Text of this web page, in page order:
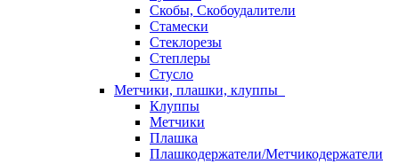
Скобы, Скобоудалители
Стамески
Стеклорезы
Степлеры
Стусло
Метчики, плашки, клуппы
Клуппы
Метчики
Плашка
Плашкодержатели/Метчикодержатели